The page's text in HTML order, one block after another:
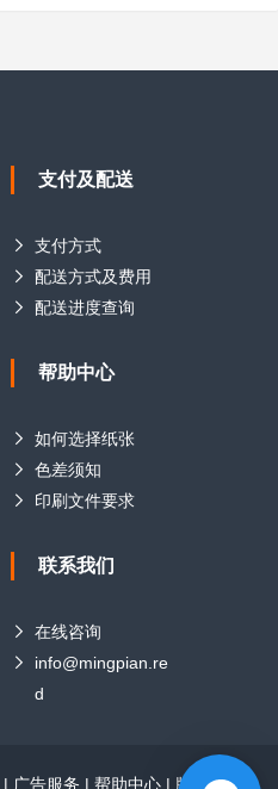
支付及配送
支付方式
配送方式及费用
配送进度查询
帮助中心
如何选择纸张
色差须知
印刷文件要求
联系我们
在线咨询
info@mingpian.re
d
| 广告服务 | 帮助中心 | 版权声明